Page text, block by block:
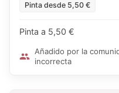
Pinta desde 5,50 €
Pinta a 5,50 €
Añadido por la
incorrecta